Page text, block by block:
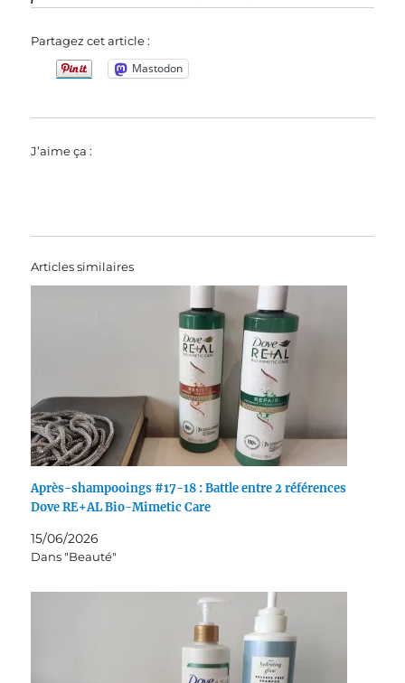
Partagez cet article :
Mastodon
J’aime ça :
Articles similaires
Après-shampooings #17-18 : Battle entre 2 références
Dove RE+AL Bio-Mimetic Care
15/06/2026
Dans "Beauté"